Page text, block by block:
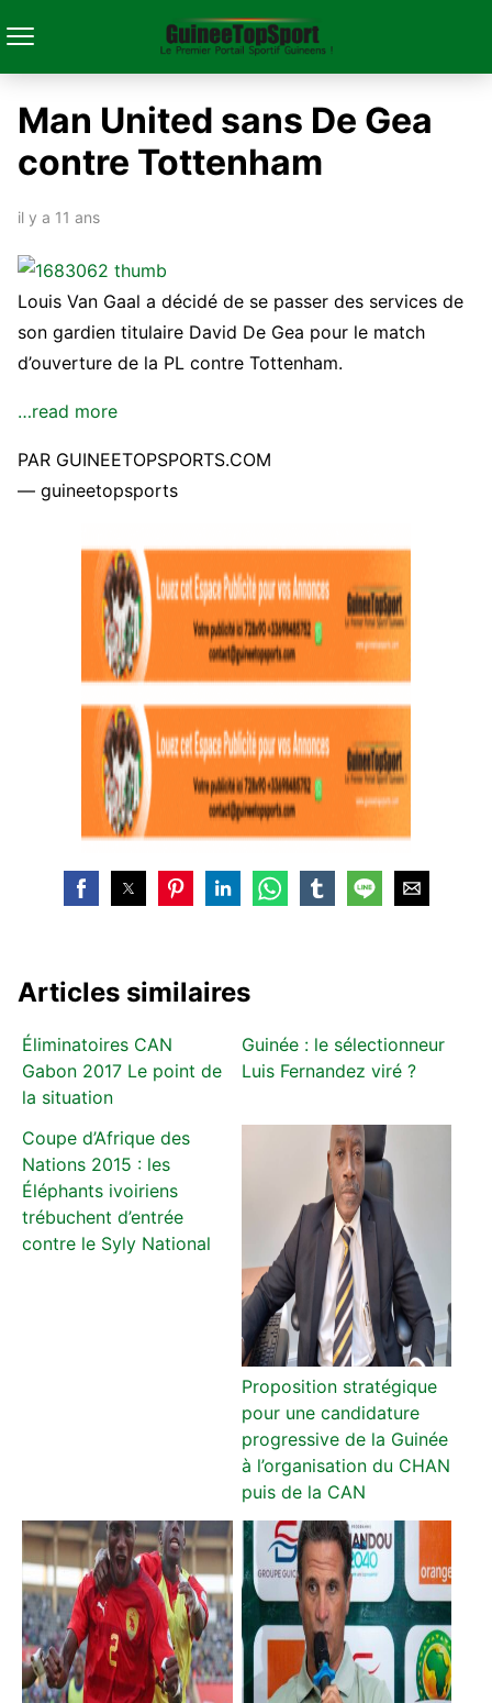
Man United sans De Gea
contre Tottenham
il y a 11 ans
Louis Van Gaal a décidé de se passer des services de
son gardien titulaire David De Gea pour le match
d’ouverture de la PL contre Tottenham.
…read more
PAR GUINEETOPSPORTS.COM
— guineetopsports
Articles similaires
Éliminatoires CAN
Gabon 2017 Le point de
la situation
Guinée : le sélectionneur
Luis Fernandez viré ?
Coupe d’Afrique des
Nations 2015 : les
Éléphants ivoiriens
trébuchent d’entrée
contre le Syly National
Proposition stratégique
pour une candidature
progressive de la Guinée
à l’organisation du CHAN
puis de la CAN